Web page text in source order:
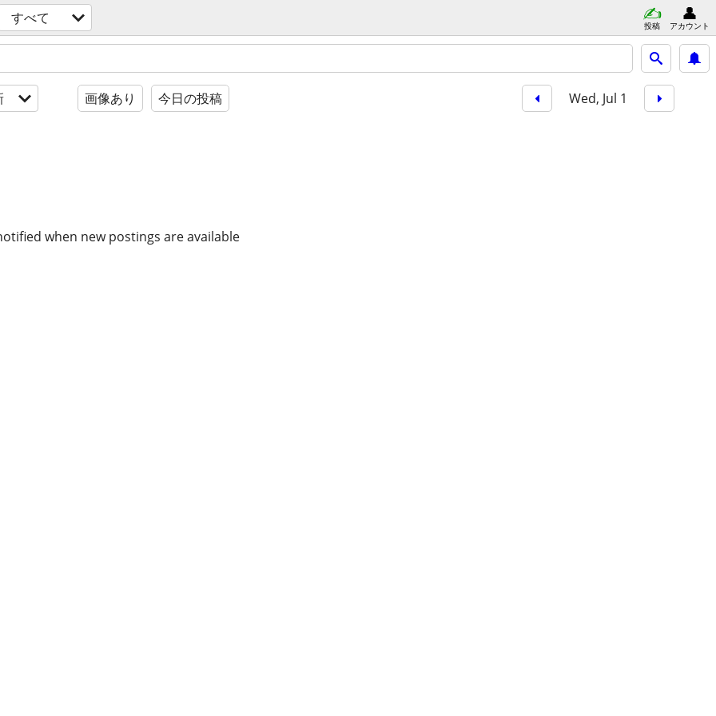
すべて 投稿 アカウント
画像あり 今日の投稿 Wed, Jul 1
when new postings are available